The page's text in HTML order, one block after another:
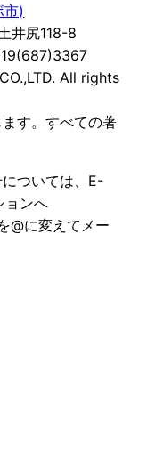
市)
井尻118-8
All rights
す。すべての著
ついては、E-
ョンへ
に変えてメー